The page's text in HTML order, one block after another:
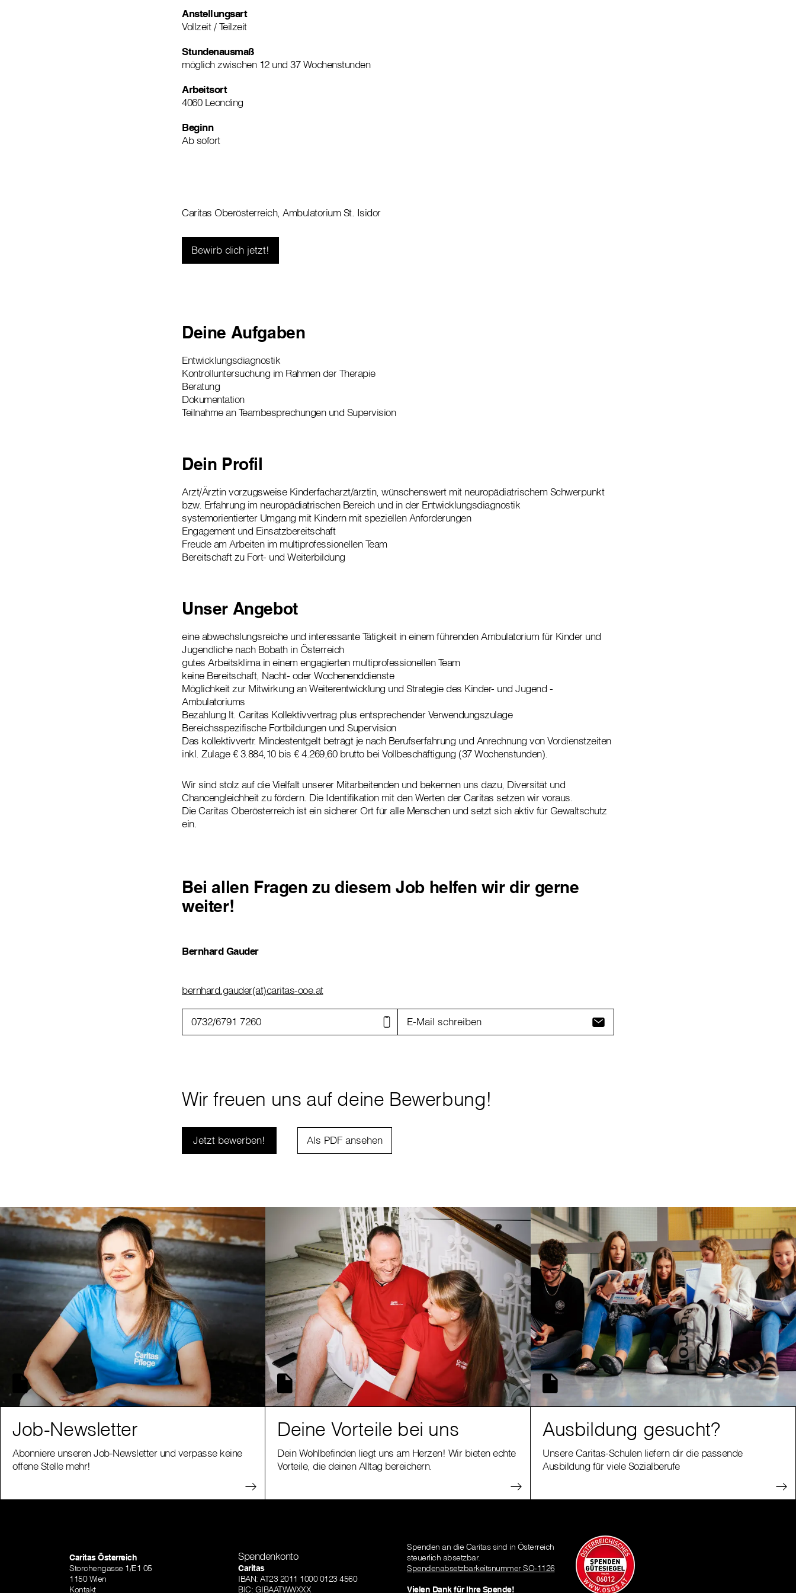
Anstellungsart
Vollzeit / Teilzeit
Stundenausmaß
möglich zwischen 12 und 37 Wochenstunden
Arbeitsort
4060 Leonding
Beginn
Ab sofort
Caritas Oberösterreich, Ambulatorium St. Isidor
Bewirb dich jetzt!
Deine Aufgaben
Entwicklungsdiagnostik
Kontrolluntersuchung im Rahmen der Therapie
Beratung
Dokumentation
Teilnahme an Teambesprechungen und Supervision
Dein Profil
Arzt/Ärztin vorzugsweise Kinderfacharzt/ärztin, wünschenswert mit neuropädiatrischem Schwerpunkt
bzw. Erfahrung im neuropädiatrischen Bereich und in der Entwicklungsdiagnostik
systemorientierter Umgang mit Kindern mit speziellen Anforderungen
Engagement und Einsatzbereitschaft
Freude am Arbeiten im multiprofessionellen Team
Bereitschaft zu Fort- und Weiterbildung
Unser Angebot
eine abwechslungsreiche und interessante Tätigkeit in einem führenden Ambulatorium für Kinder und
Jugendliche nach Bobath in Österreich
gutes Arbeitsklima in einem engagierten multiprofessionellen Team
keine Bereitschaft, Nacht- oder Wochenenddienste
Möglichkeit zur Mitwirkung an Weiterentwicklung und Strategie des Kinder- und Jugend -
Ambulatoriums
Bezahlung lt. Caritas Kollektivvertrag plus entsprechender Verwendungszulage
Bereichsspezifische Fortbildungen und Supervision
Das kollektivvertr. Mindestentgelt beträgt je nach Berufserfahrung und Anrechnung von Vordienstzeiten
inkl. Zulage € 3.884,10 bis € 4.269,60 brutto bei Vollbeschäftigung (37 Wochenstunden).
Wir sind stolz auf die Vielfalt unserer Mitarbeitenden und bekennen uns dazu, Diversität und
Chancengleichheit zu fördern. Die Identifikation mit den Werten der Caritas setzen wir voraus.
Die Caritas Oberösterreich ist ein sicherer Ort für alle Menschen und setzt sich aktiv für Gewaltschutz
ein.
Bei allen Fragen zu diesem Job helfen wir dir gerne
weiter!
Bernhard Gauder
bernhard.gauder(at)caritas-ooe.at
0732/6791 7260 E-Mail schreiben
Wir freuen uns auf deine Bewerbung!
Jetzt bewerben! Als PDF ansehen
Job-Newsletter
Abonniere unseren Job-Newsletter und verpasse keine
offene Stelle mehr!
Deine Vorteile bei uns
Dein Wohlbefinden liegt uns am Herzen! Wir bieten echte
Vorteile, die deinen Alltag bereichern.
Ausbildung gesucht?
Unsere Caritas-Schulen liefern dir die passende
Ausbildung für viele Sozialberufe
Caritas Österreich
Storchengasse 1/E1 05
1150 Wien
Kontakt
Spendenkonto
Caritas
IBAN: AT23 2011 1000 0123 4560
BIC: GIBAATWWXXX
Spenden an die Caritas sind in Österreich
steuerlich absetzbar.
Spendenabsetzbarkeitsnummer SO-1126
Vielen Dank für Ihre Spende!